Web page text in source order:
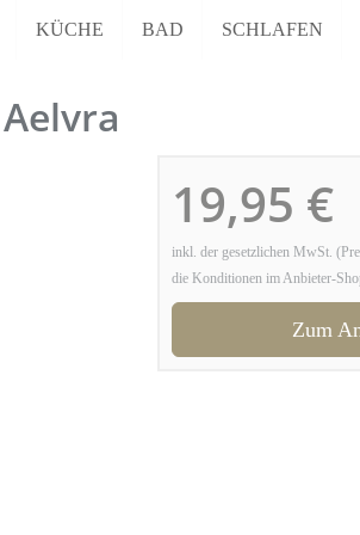
KÜCHE BAD SCHLAFEN
19,95 €
inkl. der gesetzlichen MwSt.
die Konditionen im Anbieter-
Zum